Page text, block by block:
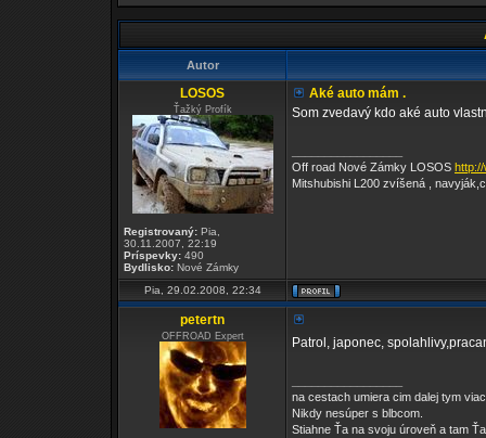
Autor
LOSOS
Ťažký Profík
Registrovaný: Pia,
30.11.2007, 22:19
Príspevky: 490
Bydlisko: Nové Zámky
Aké auto mám .
Som zvedavý kdo aké auto
Off road Nové Zámky LOSOS
Mitshubishi L200 zvíšená ,
Pia, 29.02.2008, 22:34
petertn
OFFROAD Expert Patrol, japonec,
na cestach umiera cim dalej tym
Nikdy nesúper s blbcom.
Stiahne Ťa na svoju úroveň a tam